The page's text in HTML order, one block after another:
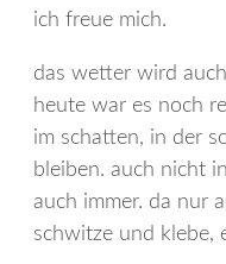
ich freue mich.
das wetter wird
heute war es noch
im schatten, in der
bleiben. auch nicht
auch immer. da nur
schwitze und klebe,